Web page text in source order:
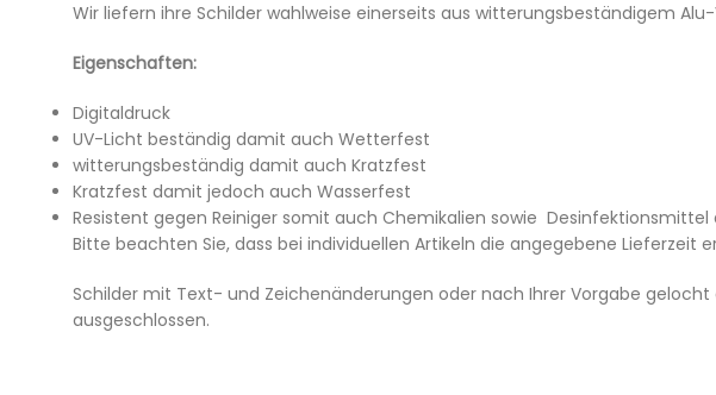
Wir liefern ihre Schilder wahlweise einerseits aus witterungsbeständigem
Eigenschaften:
Digitaldruck
UV-Licht beständig damit auch Wetterfest
witterungsbeständig damit auch Kratzfest
Kratzfest damit jedoch auch Wasserfest
Resistent gegen Reiniger somit auch Chemikalien sowie
Bitte beachten Sie, dass bei individuellen Artikeln die angegebene Lieferzeit
Schilder mit Text- und Zeichenänderungen oder nach Ihrer Vorgabe
ausgeschlossen.